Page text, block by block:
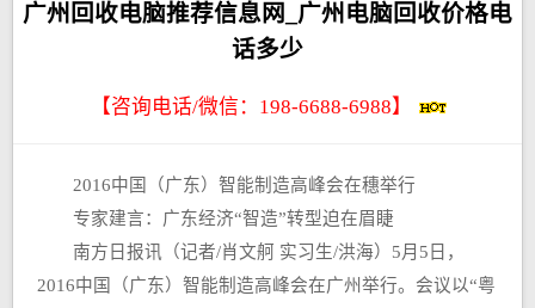
广州回收电脑推荐信息网_广州电脑回收价格电
话多少
【咨询电话/微信： 198-6688-6988】
2016中国（广东）智能制造高峰会在穗举行
专家建言：广东经济“智造”转型迫在眉睫
南方日报讯（记者/肖文舸 实习生/洪海）5月5日，
2016中国（广东）智能制造高峰会在广州举行。会议以“粤